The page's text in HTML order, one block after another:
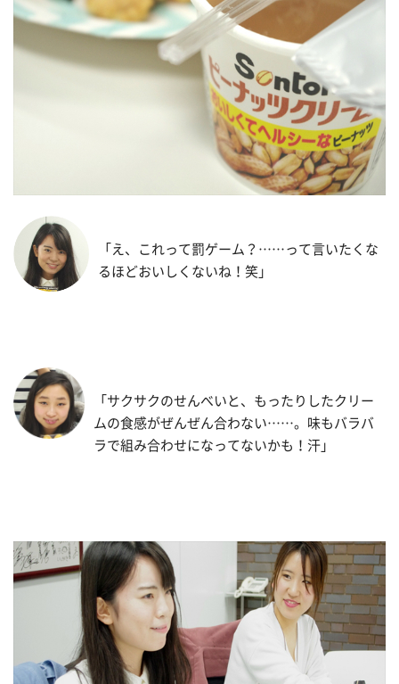
「え、これって罰ゲーム？……って言いたくな
るほどおいしくないね！笑」
「サクサクのせんべいと、もったりしたクリー
ムの食感がぜんぜん合わない……。味もバラバ
ラで組み合わせになってないかも！汗」